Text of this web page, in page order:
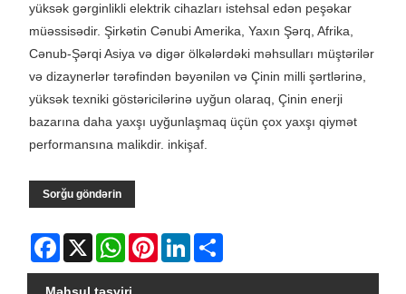
yüksək gərginlikli elektrik cihazları istehsal edən peşəkar
müəssisədir. Şirkətin Cənubi Amerika, Yaxın Şərq, Afrika,
Cənub-Şərqi Asiya və digər ölkələrdəki məhsulları müştərilər
və dizaynerlər tərəfindən bəyənilən və Çinin milli şərtlərinə,
yüksək texniki göstəricilərinə uyğun olaraq, Çinin enerji
bazarına daha yaxşı uyğunlaşmaq üçün çox yaxşı qiymət
performansına malikdir. inkişaf.
Sorğu göndərin
Facebook
X WhatsAppPinterestLinkedIn